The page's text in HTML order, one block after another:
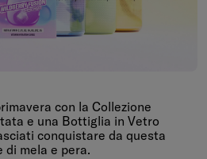
con la Collezione
e una Bottiglia in Vetro
conquistare da questa
di mela e pera.